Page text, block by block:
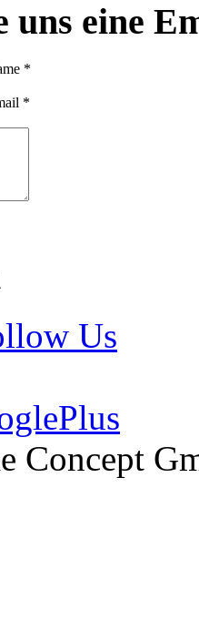
uns eine
*
*
Concept